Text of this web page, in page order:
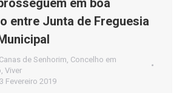
em boa
entre Junta de Freguesia
Canas de Senhorim, Concelho em
, Viver
Fevereiro 2019